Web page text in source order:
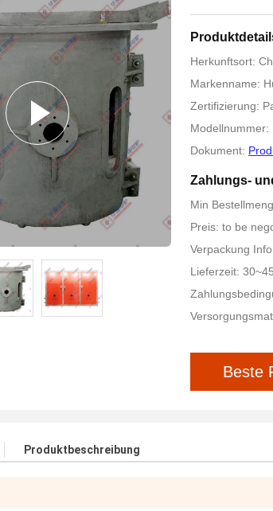
Herkunftsort:
Markenname:
Zertifizierung:
Modellnummer:
Dokument:
Zahlungs-
Min
Preis: to be
Verpackung
Lieferzeit:
Beste
Produktbeschreibung